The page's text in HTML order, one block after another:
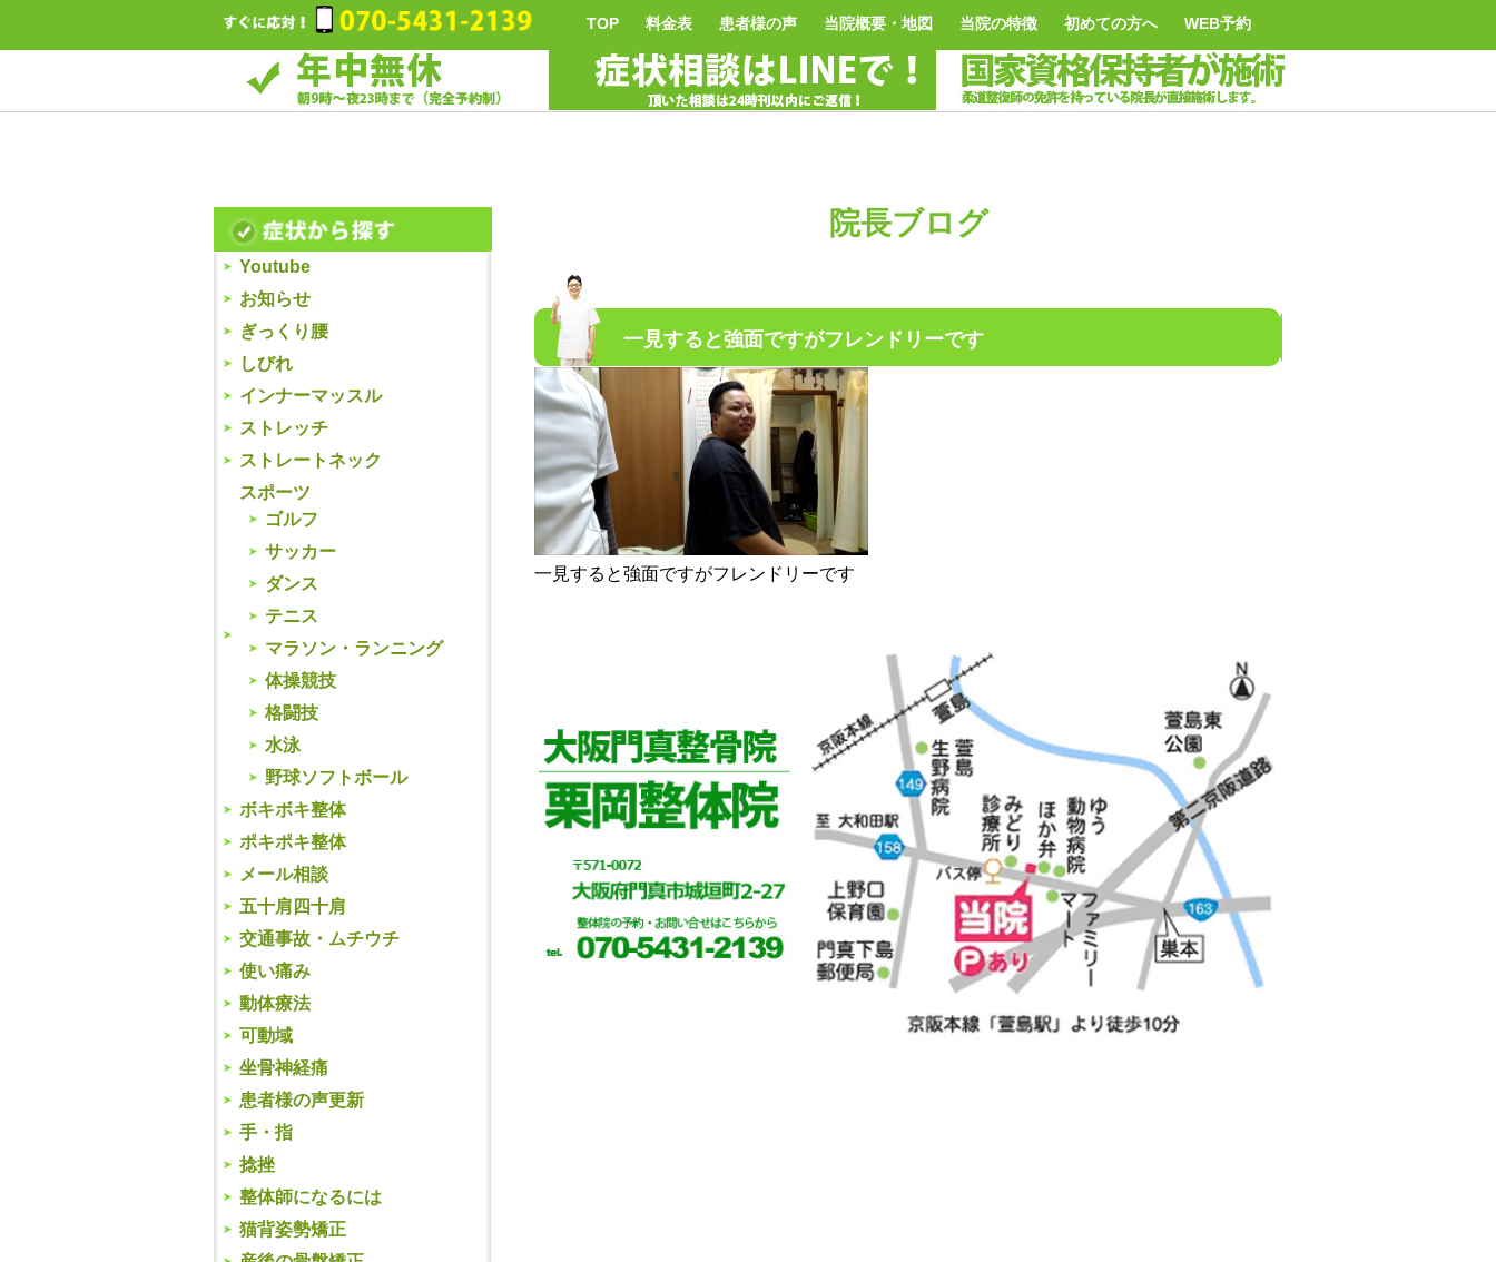
TOP 料金表 患者様の声 当院概要・地図 当院の特徴 初めての方へ WEB予約
Youtube
お知らせ
ぎっくり腰
しびれ
インナーマッスル
ストレッチ
ストレートネック
スポーツ
ゴルフ
サッカー
ダンス
テニス
マラソン・ランニング
体操競技
格闘技
水泳
野球ソフトボール
ボキボキ整体
ポキポキ整体
メール相談
五十肩四十肩
交通事故・ムチウチ
使い痛み
動体療法
可動域
坐骨神経痛
患者様の声更新
手・指
捻挫
整体師になるには
猫背姿勢矯正
院長ブログ
一見すると強面ですがフレンドリーです
一見すると強面ですがフレンドリーです